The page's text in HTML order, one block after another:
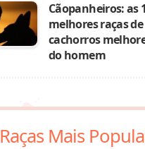
Cãopanheiros: as
melhores raças de
cachorros
do homem
Raças Mais